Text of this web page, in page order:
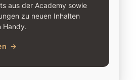
aus der Academy sowie
zu neuen Inhalten
Handy.
→